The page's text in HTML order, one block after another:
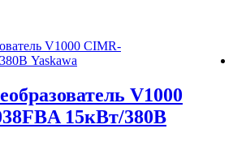
V1000
15кВт/380В